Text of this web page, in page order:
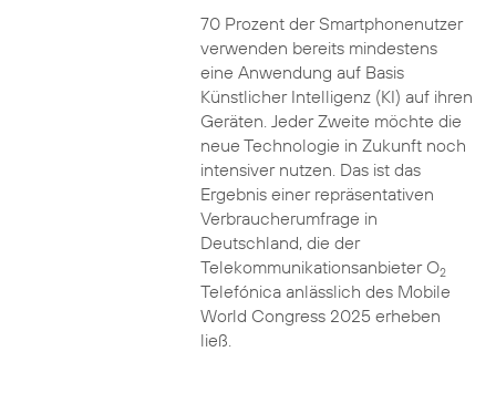
70 Prozent der Smartphonenutzer
verwenden bereits mindestens
eine Anwendung auf Basis
Künstlicher Intelligenz (KI) auf ihren
Geräten. Jeder Zweite möchte die
neue Technologie in Zukunft noch
intensiver nutzen. Das ist das
Ergebnis einer repräsentativen
Verbraucherumfrage in
Deutschland, die der
Telekommunikationsanbieter O2
Telefónica anlässlich des Mobile
World Congress 2025 erheben
ließ.